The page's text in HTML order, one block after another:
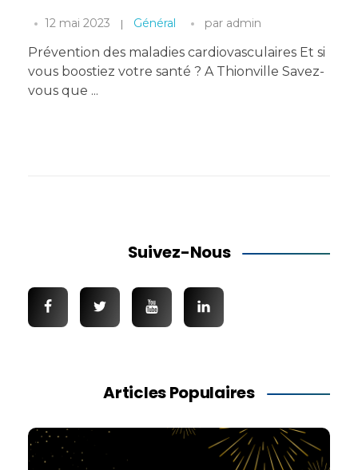
12 mai 2023 Général par admin
Prévention des maladies cardiovasculaires Et si
vous boostiez votre santé ? A Thionville Savez-
vous que ...
Suivez-Nous
Articles Populaires